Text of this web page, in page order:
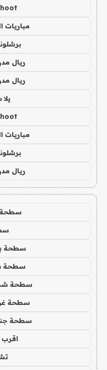
مباريات
ريال
ريال
مباريات
ريال
سطحة
سطحة
سطحة
سطحة
سطحة
سطحة